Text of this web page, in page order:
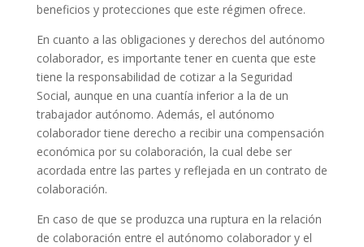
beneficios y protecciones que este régimen ofrece.
En cuanto a las obligaciones y derechos del autónomo
colaborador, es importante tener en cuenta que este
tiene la responsabilidad de cotizar a la Seguridad
Social, aunque en una cuantía inferior a la de un
trabajador autónomo. Además, el autónomo
colaborador tiene derecho a recibir una compensación
económica por su colaboración, la cual debe ser
acordada entre las partes y reflejada en un contrato de
colaboración.
En caso de que se produzca una ruptura en la relación
de colaboración entre el autónomo colaborador y el